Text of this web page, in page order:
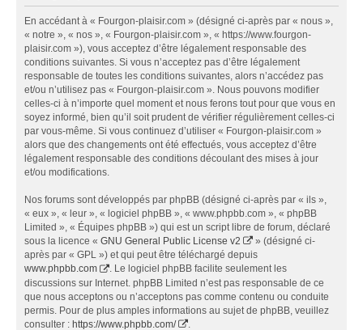
En accédant à « Fourgon-plaisir.com » (désigné ci-après par « nous »,
« notre », « nos », « Fourgon-plaisir.com », « https://www.fourgon-
plaisir.com »), vous acceptez d’être légalement responsable des
conditions suivantes. Si vous n’acceptez pas d’être légalement
responsable de toutes les conditions suivantes, alors n’accédez pas
et/ou n’utilisez pas « Fourgon-plaisir.com ». Nous pouvons modifier
celles-ci à n’importe quel moment et nous ferons tout pour que vous en
soyez informé, bien qu’il soit prudent de vérifier régulièrement celles-ci
par vous-même. Si vous continuez d’utiliser « Fourgon-plaisir.com »
alors que des changements ont été effectués, vous acceptez d’être
légalement responsable des conditions découlant des mises à jour
et/ou modifications.
Nos forums sont développés par phpBB (désigné ci-après par « ils »,
« eux », « leur », « logiciel phpBB », « www.phpbb.com », « phpBB
Limited », « Équipes phpBB ») qui est un script libre de forum, déclaré
sous la licence « GNU General Public License v2
» (désigné ci-
après par « GPL ») et qui peut être téléchargé depuis
www.phpbb.com
. Le logiciel phpBB facilite seulement les
discussions sur Internet. phpBB Limited n’est pas responsable de ce
que nous acceptons ou n’acceptons pas comme contenu ou conduite
permis. Pour de plus amples informations au sujet de phpBB, veuillez
consulter : https://www.phpbb.com/